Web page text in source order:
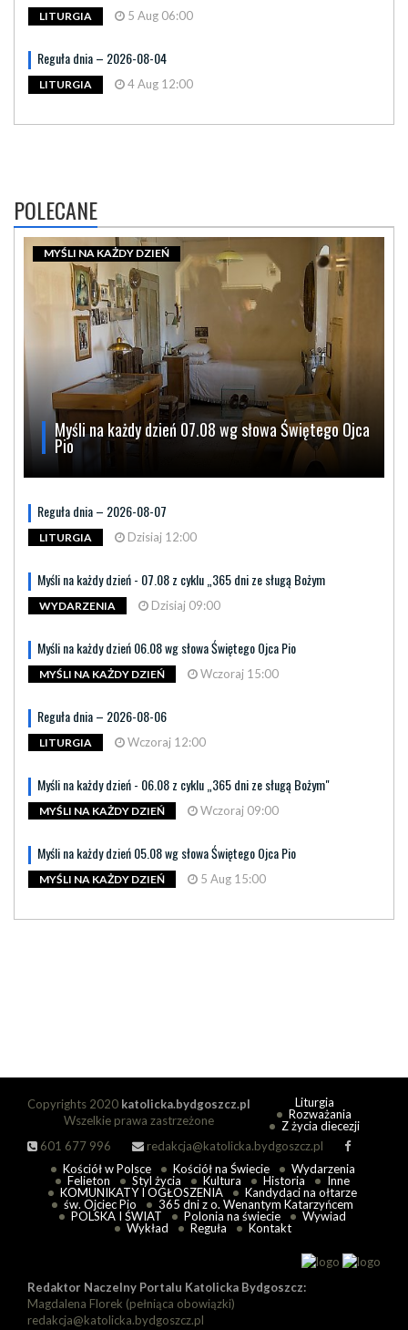
LITURGIA 5 Aug 06:00
Reguła dnia – 2026-08-04
LITURGIA 4 Aug 12:00
POLECANE
Myśli na każdy dzień 07.08 wg słowa Świętego Ojca
Pio
MYŚLI NA KAŻDY DZIEŃ
Reguła dnia – 2026-08-07
LITURGIA Dzisiaj 12:00
Myśli na każdy dzień - 07.08 z cyklu „365 dni ze sługą Bożym
WYDARZENIA Dzisiaj 09:00
Myśli na każdy dzień 06.08 wg słowa Świętego Ojca Pio
MYŚLI NA KAŻDY DZIEŃ Wczoraj 15:00
Reguła dnia – 2026-08-06
LITURGIA Wczoraj 12:00
Myśli na każdy dzień - 06.08 z cyklu „365 dni ze sługą Bożym"
MYŚLI NA KAŻDY DZIEŃ Wczoraj 09:00
Myśli na każdy dzień 05.08 wg słowa Świętego Ojca Pio
MYŚLI NA KAŻDY DZIEŃ 5 Aug 15:00
Copyrights 2020 katolicka.bydgoszcz.pl
Wszelkie prawa zastrzeżone
601 677 996
redakcja@katolicka.bydgoszcz.pl
Liturgia
Rozważania
Z życia diecezji
Kościół w Polsce Kościół na Świecie
Wydarzenia
Felieton
Styl życia Kultura Historia
Inne
KOMUNIKATY I OGŁOSZENIA
Kandydaci na ołtarze
św. Ojciec Pio
365 dni z o. Wenantym Katarzyńcem
POLSKA I ŚWIAT
Polonia na świecie
Wywiad
Wykład
Reguła Kontakt
Redaktor Naczelny Portalu Katolicka Bydgoszcz:
Magdalena Florek (pełniąca obowiązki)
redakcja@katolicka.bydgoszcz.pl